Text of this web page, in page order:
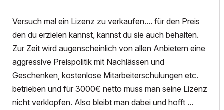
Versuch mal ein Lizenz zu verkaufen.... für den Preis
den du erzielen kannst, kannst du sie auch behalten.
Zur Zeit wird augenscheinlich von allen Anbietern eine
aggressive Preispolitik mit Nachlässen und
Geschenken, kostenlose Mitarbeiterschulungen etc.
betrieben und für 3000€ netto muss man seine Lizenz
nicht verklopfen. Also bleibt man dabei und hofft ...